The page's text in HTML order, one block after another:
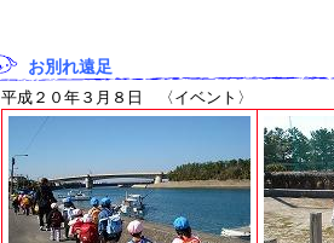
お別れ遠足
平成２０年３月８日 〈イベント〉